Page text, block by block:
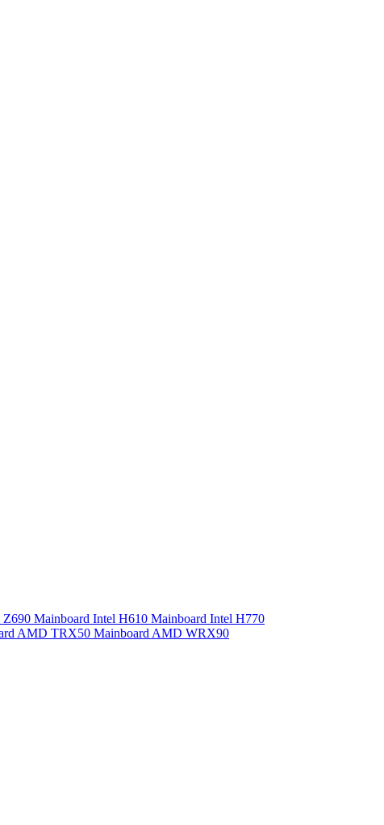
Z690 Mainboard Intel H610 Mainboard Intel H770
AMD TRX50 Mainboard AMD WRX90